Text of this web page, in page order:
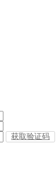
获取验证码